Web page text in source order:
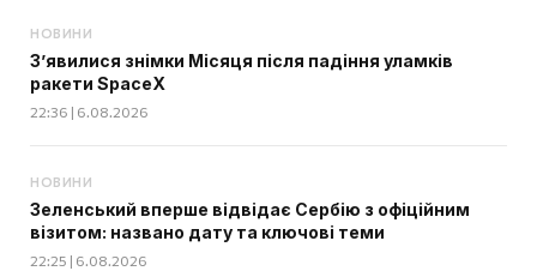
НОВИНИ
З’явилися знімки Місяця після падіння уламків
ракети SpaceX
22:36 | 6.08.2026
НОВИНИ
Зеленський вперше відвідає Сербію з офіційним
візитом: названо дату та ключові теми
22:25 | 6.08.2026